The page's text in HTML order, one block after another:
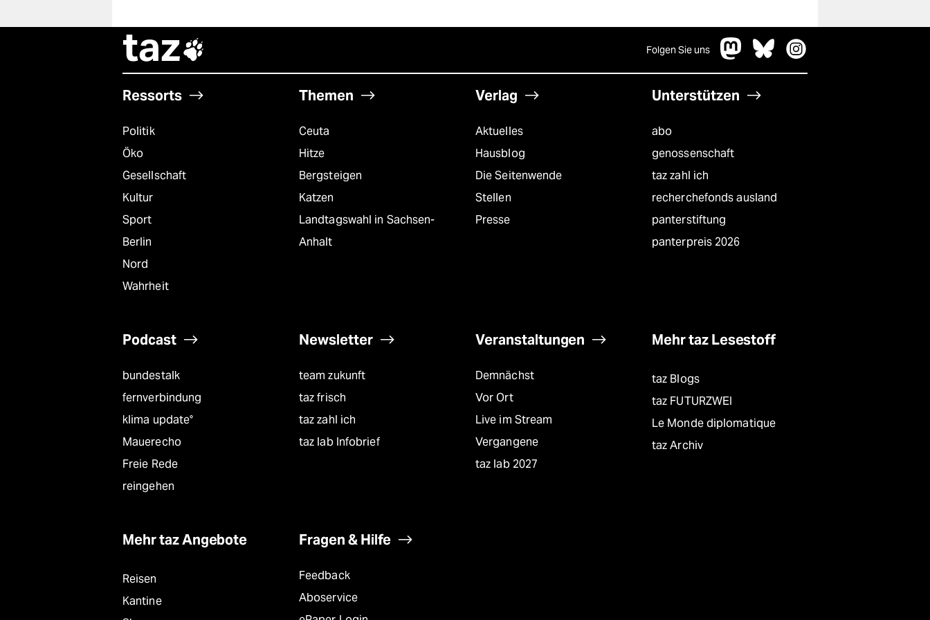
taz Folgen Sie uns
Ressorts
Politik
Öko
Gesellschaft
Kultur
Sport
Berlin
Nord
Wahrheit
Themen
Ceuta
Hitze
Bergsteigen
Katzen
Landtagswahl in Sachsen-
Anhalt
Verlag
Aktuelles
Hausblog
Die Seitenwende
Stellen
Presse
Unterstützen
abo
genossenschaft
taz zahl ich
recherchefonds ausland
panterstiftung
panterpreis 2026
Podcast
bundestalk
fernverbindung
klima update°
Mauerecho
Freie Rede
reingehen
Newsletter
team zukunft
taz frisch
taz zahl ich
taz lab Infobrief
Veranstaltungen
Demnächst
Vor Ort
Live im Stream
Vergangene
taz lab 2027
Mehr taz Lesestoff
taz Blogs
taz FUTURZWEI
Le Monde diplomatique
taz Archiv
Mehr taz Angebote
Reisen
Kantine
Fragen & Hilfe
Feedback
Aboservice